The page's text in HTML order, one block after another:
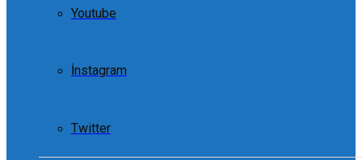
Youtube
İnstagram
Twitter